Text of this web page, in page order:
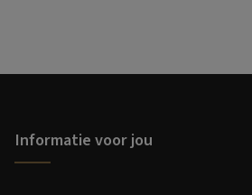
Informatie voor jou